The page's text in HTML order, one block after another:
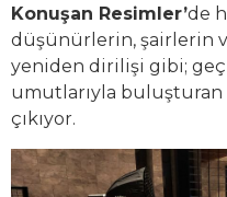
Konuşan Resimler’de
düşünürlerin, şairlerin
yeniden dirilişi gibi;
umutlarıyla buluşturan
çıkıyor.